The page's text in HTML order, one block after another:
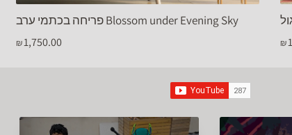
₪
בחירת מידה
פריחה בכתמי ערב Blossom under Evening Sky
₪1,750.00